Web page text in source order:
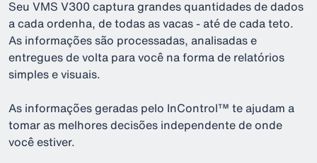
Seu VMS V300 captura grandes quantidades de dados
a cada ordenha, de todas as vacas - até de cada teto.
As informações são processadas, analisadas e
entregues de volta para você na forma de relatórios
simples e visuais.
As informações geradas pelo InControl™ te ajudam a
tomar as melhores decisões independente de onde
você estiver.